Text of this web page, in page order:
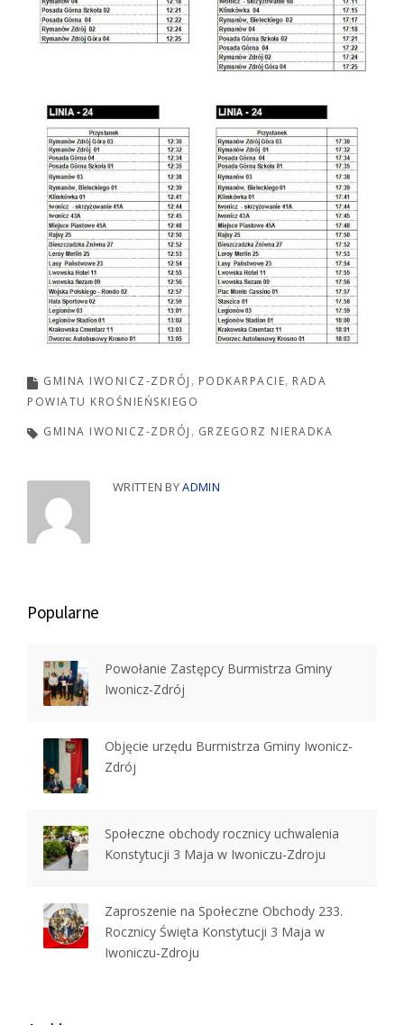
GMINA IWONICZ-ZDRÓJ PODKARPACIE RADA
POWIATU KROŚNIEŃSKIEGO
GMINA IWONICZ-ZDRÓJ
GRZEGORZ NIERADKA
WRITTEN BYADMIN
Popularne
Powołanie Zastępcy Burmistrza Gminy
Iwonicz-Zdrój
Objęcie urzędu Burmistrza Gminy Iwonicz-
Zdrój
Społeczne obchody rocznicy uchwalenia
Konstytucji 3 Maja w Iwoniczu-Zdroju
Zaproszenie na Społeczne Obchody 233.
Rocznicy Święta Konstytucji 3 Maja w
Iwoniczu-Zdroju